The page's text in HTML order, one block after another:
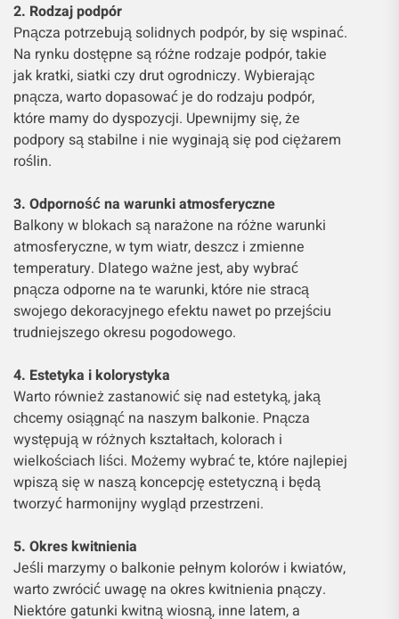
2. Rodzaj podpór
Pnącza potrzebują solidnych podpór, by się wspinać.
Na rynku dostępne są różne rodzaje podpór, takie
jak kratki, siatki czy drut ogrodniczy. Wybierając
pnącza, warto dopasować je do rodzaju podpór,
które mamy do dyspozycji. Upewnijmy się, że
podpory są stabilne i nie wyginają się pod ciężarem
roślin.
3. Odporność na warunki atmosferyczne
Balkony w blokach są narażone na różne warunki
atmosferyczne, w tym wiatr, deszcz i zmienne
temperatury. Dlatego ważne jest, aby wybrać
pnącza odporne na te warunki, które nie stracą
swojego dekoracyjnego efektu nawet po przejściu
trudniejszego okresu pogodowego.
4. Estetyka i kolorystyka
Warto również zastanowić się nad estetyką, jaką
chcemy osiągnąć na naszym balkonie. Pnącza
występują w różnych kształtach, kolorach i
wielkościach liści. Możemy wybrać te, które najlepiej
wpiszą się w naszą koncepcję estetyczną i będą
tworzyć harmonijny wygląd przestrzeni.
5. Okres kwitnienia
Jeśli marzymy o balkonie pełnym kolorów i kwiatów,
warto zwrócić uwagę na okres kwitnienia pnączy.
Niektóre gatunki kwitną wiosną, inne latem, a